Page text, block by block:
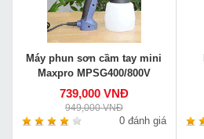
Máy phun sơn cầm tay mini
Maxpro MPSG400/800V
739,000 VNĐ
949,000 VNĐ
0 đánh giá